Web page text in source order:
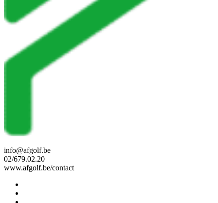
info@afgolf.be
02/679.02.20
www.afgolf.be/contact